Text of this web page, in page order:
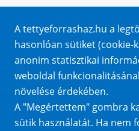
Impresszum
Sütik
Adatvédelem
Közérdekű adatok
A tettyeforrashaz.hu a
hasonlóan sütiket (cookie-
anonim statisztikai
weboldal
növelése érdekében.
A "Megértettem" gombra
sütik használatát. Ha nem